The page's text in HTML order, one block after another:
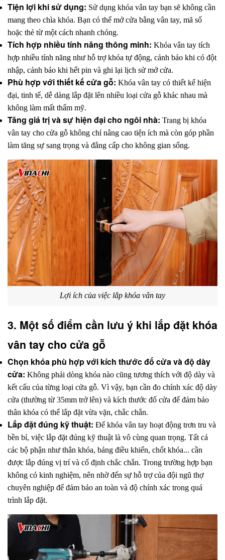
Tiện lợi khi sử dụng: Sử dụng khóa vân tay bạn sẽ không cần
mang theo chìa khóa. Bạn có thể mở cửa bằng vân tay, mã số
hoặc thẻ từ một cách nhanh chóng.
Tích hợp nhiều tính năng thông minh: Khóa vân tay tích
hợp nhiều tính năng như hỗ trợ khóa tự động, cảnh báo khi có đột
nhập, cảnh báo khi hết pin và ghi lại lịch sử mở cửa.
Phù hợp với thiết kế cửa gỗ: Khóa vân tay có thiết kế hiện
đại, tinh tế, dễ dàng lắp đặt lên nhiều loại cửa gỗ khác nhau mà
không làm mất thẩm mỹ.
Tăng giá trị và sự hiện đại cho ngôi nhà: Trang bị khóa
vân tay cho cửa gỗ không chỉ nâng cao tiện ích mà còn góp phần
làm tăng sự sang trọng và đẳng cấp cho không gian sống.
Lợi ích của việc lắp khóa vân tay
3. Một số điểm cần lưu ý khi lắp đặt khóa
vân tay cho cửa gỗ
Chọn khóa phù hợp với kích thước đố cửa và độ dày
cửa: Không phải dòng khóa nào cũng tương thích với độ dày và
kết cấu của từng loại cửa gỗ. Vì vậy, bạn cần đo chính xác độ dày
cửa (thường từ 35mm trở lên) và kích thước đố cửa để đảm bảo
thân khóa có thể lắp đặt vừa vặn, chắc chắn.
Lắp đặt đúng kỹ thuật: Để khóa vân tay hoạt động trơn tru và
bền bỉ, việc lắp đặt đúng kỹ thuật là vô cùng quan trọng. Tất cả
các bộ phận như thân khóa, bảng điều khiển, chốt khóa... cần
được lắp đúng vị trí và cố định chắc chắn. Trong trường hợp bạn
không có kinh nghiệm, nên nhờ đến sự hỗ trợ của đội ngũ thợ
chuyên nghiệp để đảm bảo an toàn và độ chính xác trong quá
trình lắp đặt.